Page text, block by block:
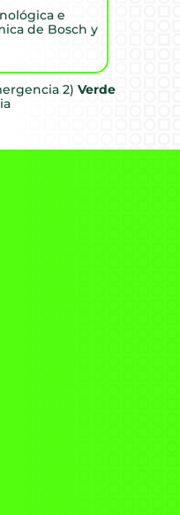
e
de Bosch y
2) Verde